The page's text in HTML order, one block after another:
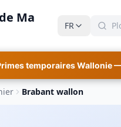
Ma
FR
temporaires Wallonie
Brabant wallon